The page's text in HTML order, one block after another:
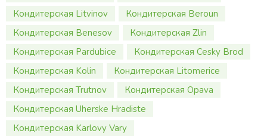
Кондитерская Litvinov
Кондитерская Beroun
Кондитерская Benesov
Кондитерская Zlin
Кондитерская Pardubice
Кондитерская Cesky Brod
Кондитерская Kolin
Кондитерская Litomerice
Кондитерская Trutnov
Кондитерская Opava
Кондитерская Uherske Hradiste
Кондитерская Karlovy Vary